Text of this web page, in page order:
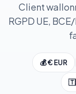
Client
RGPD UE,
💰 € EUR